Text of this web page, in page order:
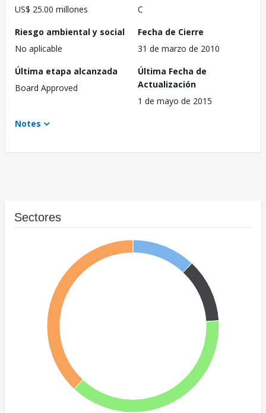
US$ 25.00 millones
C
Riesgo ambiental y social
No aplicable
Fecha de Cierre
31 de marzo de 2010
Última etapa alcanzada
Board Approved
Última Fecha de
Actualización
1 de mayo de 2015
Notes
Sectores